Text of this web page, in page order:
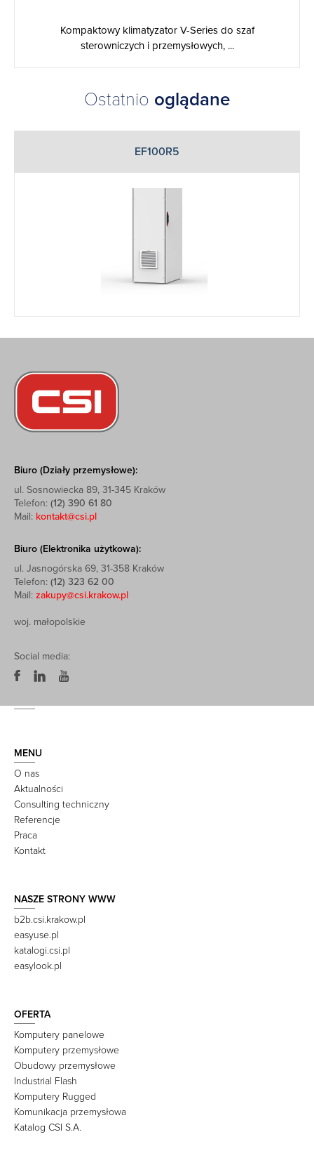
Kompaktowy klimatyzator V-Series do szaf
sterowniczych i przemysłowych, ...
Ostatnio oglądane
EF100R5
Biuro (Działy przemysłowe):
ul. Sosnowiecka 89, 31-345 Kraków
Telefon: (12) 390 61 80
Mail: kontakt@csi.pl
Biuro (Elektronika użytkowa):
ul. Jasnogórska 69, 31-358 Kraków
Telefon: (12) 323 62 00
Mail: zakupy@csi.krakow.pl
woj. małopolskie
Social media:
MENU
O nas
Aktualności
Consulting techniczny
Referencje
Praca
Kontakt
NASZE STRONY WWW
b2b.csi.krakow.pl
easyuse.pl
katalogi.csi.pl
easylook.pl
OFERTA
Komputery panelowe
Komputery przemysłowe
Obudowy przemysłowe
Industrial Flash
Komputery Rugged
Komunikacja przemysłowa
Katalog CSI S.A.